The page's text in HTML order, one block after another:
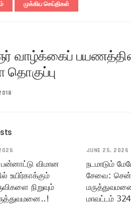
முக்கிய செய்திகள்
வாழ்க்கைப்
தொகுப்பு
விமான
உயிர்காக்கும்
நிறுவும்
JUNE 25, 2026
நடமாடும்
சேவை:
மாவட்டம்